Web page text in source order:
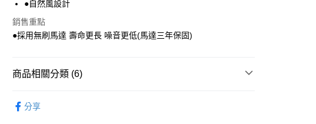
AFTEE先享後付
相關說明
【關於「AFTEE先享後付」】
AFTEE先享後付是「在收到商品之後才付款」的支付方式。 讓您購物簡單
２．便利：只要手機號碼，簡訊認證，即可結帳。
【「AFTEE先享後付」結帳流程】
宅配(廠商直送🚚)
●自然風設計
銷售重點
●採用無刷馬達 壽命更長 噪音更低(馬達三年保固)
商品相關分類 (6)
分享